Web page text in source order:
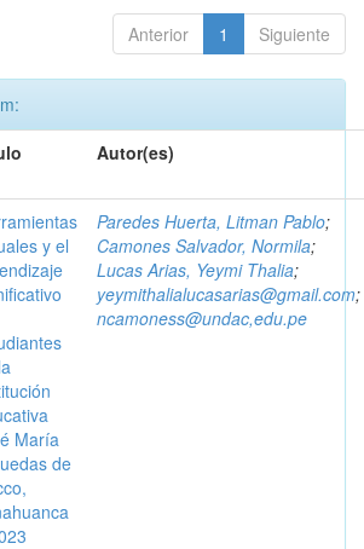
Anterior 1 Siguiente
Autor(es)
y el
María
de
Paredes Huerta, Litman Pablo;
Camones Salvador, Normila;
Lucas Arias, Yeymi Thalia;
yeymithalialucasarias@gmail.com;
ncamoness@undac,edu.pe